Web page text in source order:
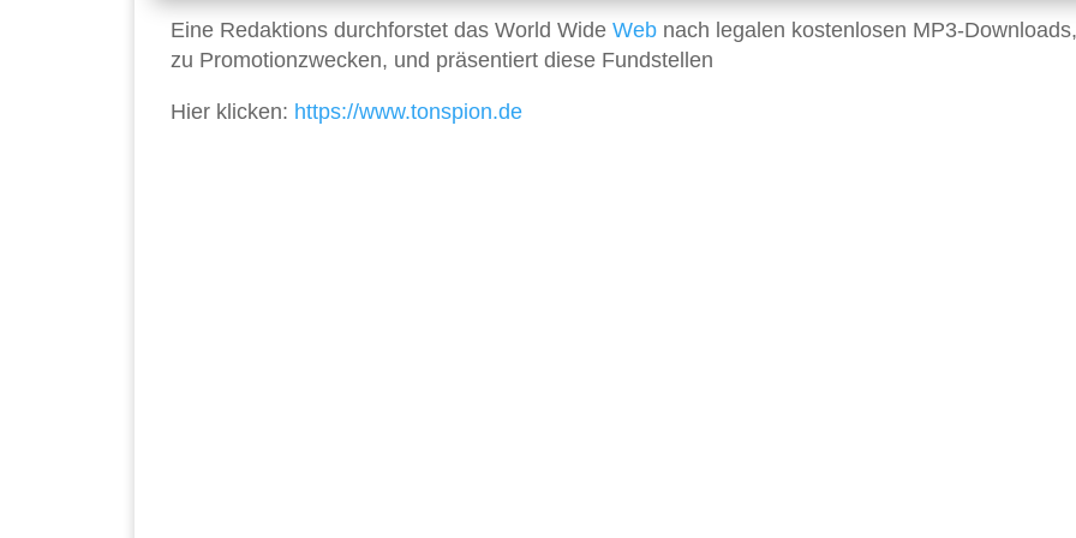
Eine Redaktions durchforstet das World Wide Web nach legalen kostenlosen MP3-
zu Promotionzwecken, und präsentiert diese Fundstellen
Hier klicken: https://www.tonspion.de